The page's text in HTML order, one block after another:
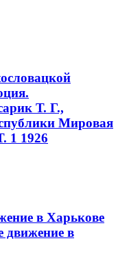
Т. Г.,
Мировая
1 1926
в Харькове
движение в